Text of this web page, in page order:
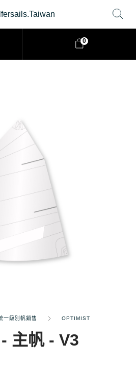
0
一級別帆銷售 OPTIMIST
主帆 - V3